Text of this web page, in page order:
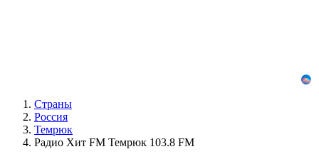
Страны
Россия
Темрюк
Радио Хит FM Темрюк 103.8 FM